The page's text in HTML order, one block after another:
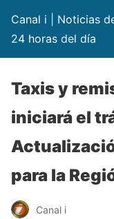
Canal i | Noticias
24 horas del día
Taxis y
iniciará el
para la
Canal i